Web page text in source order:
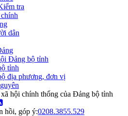
tra
dân
Đảng bộ tỉnh
tỉnh
địa phương, đơn vị
hội chính thống của Đảng bộ tỉnh
hồi, góp ý:0208.3855.529